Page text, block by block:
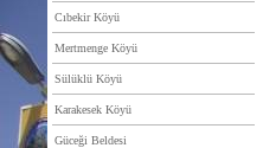
Cıbekir Köyü
Mertmenge Köyü
Sülüklü Köyü
Karakesek Köyü
Güceği Beldesi